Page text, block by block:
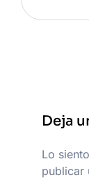
Deja
Lo
publicar